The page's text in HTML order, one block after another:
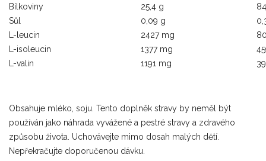
Bílkoviny
25,4 g
Sůl
0,09 g
L-leucin
2427 mg
L-isoleucin
1377 mg
L-valin
1191 mg
Obsahuje mléko, soju. Tento doplněk stravy by neměl být
používán jako náhrada vyvážené a pestré stravy a zdravého
způsobu života. Uchovávejte mimo dosah malých dětí.
Nepřekračujte doporučenou dávku.